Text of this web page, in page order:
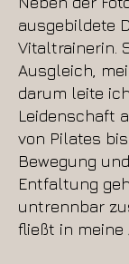
ausgebildete
Vitaltrainerin.
Ausgleich,
darum leite
Leidenschaft
von Pilates bis
Bewegung
Entfaltung
untrennbar
fließt in meine